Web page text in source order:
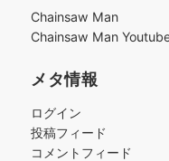
Chainsaw Man
Chainsaw Man
メタ情報
ログイン
投稿フィード
コメントフィード